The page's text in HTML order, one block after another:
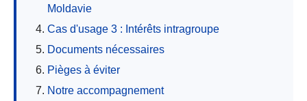
Moldavie
Cas d'usage 3 : Intérêts intragroupe
Documents nécessaires
Pièges à éviter
Notre accompagnement